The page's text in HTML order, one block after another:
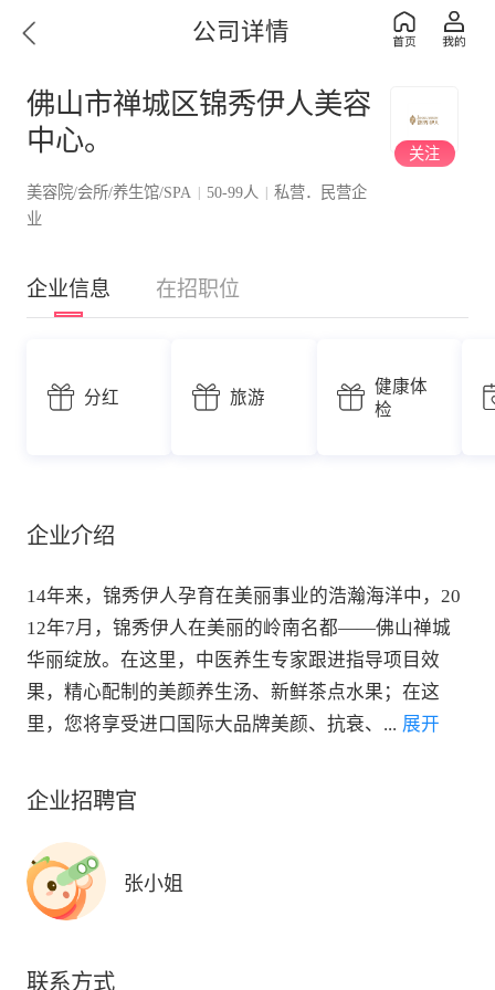
公司详情
佛山市禅城区锦秀伊人美容
中心。
美容院/会所/养生馆/SPA | 50-99人 | 私营．民营企
业
关注
企业信息 在招职位
分红 旅游
健康体
检
企业介绍
14年来，锦秀伊人孕育在美丽事业的浩瀚海洋中，20
12年7月，锦秀伊人在美丽的岭南名都——佛山禅城
华丽绽放。在这里，中医养生专家跟进指导项目效
果，精心配制的美颜养生汤、新鲜茶点水果；在这
里，您将享受进口国际大品牌美颜、抗衰、 ... 展开
企业招聘官
张小姐
联系方式